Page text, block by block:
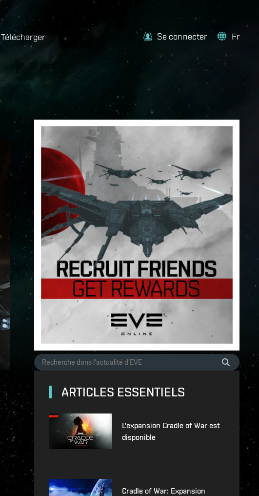
Télécharger Se connecter Fr
ARTICLES ESSENTIELS
L'expansion Cradle of War est
disponible
Cradle of War: Expansion